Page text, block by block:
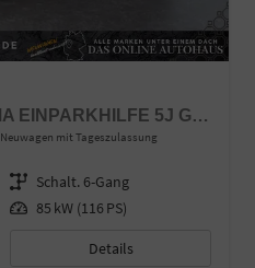
ESSENCE 1,0 TSI KLIMA EINPARKHILFE 5J GARANTIE LED SCHEINWERFER BLUETOOTH
Neuwagen mit Tageszulassung
Getriebe Schalt. 6-Gang
Leistung 85 kW (116 PS)
Details